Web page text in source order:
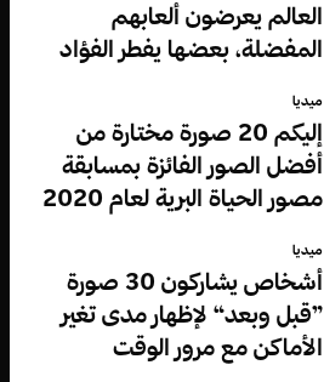
العالم يعرضون ألعابهم
المفضلة، بعضها يفطر الفؤاد
ميديا
إليكم 20 صورة مختارة من
أفضل الصور الفائزة بمسابقة
مصور الحياة البرية لعام 2020
ميديا
أشخاص يشاركون 30 صورة
”قبل وبعد“ لإظهار مدى تغير
الأماكن مع مرور الوقت